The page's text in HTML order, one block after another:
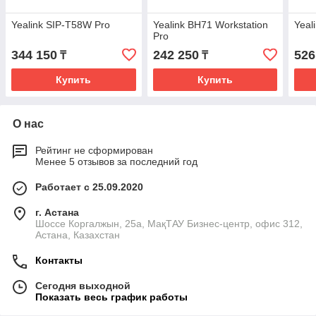
Yealink SIP-T58W Pro
344 150 ₸
Купить
Yealink BH71 Workstation
Pro
242 250₸
Купить
О нас
Рейтинг не сформирован
Менее 5 отзывов за последний год
Работает с 25.09.2020
г. Астана
​Шоссе Коргалжын, 25а, МақТАУ Бизнес-центр, офис 312,
Астана, Казахстан
Контакты
Сегодня выходной
Показать весь график работы